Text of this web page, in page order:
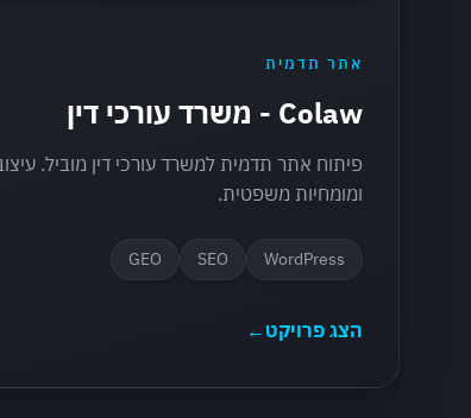
אתר תדמית
Colaw - משרד עורכי דין
פיתוח אתר תדמית למשרד עורכי דין מוביל.
ומומחיות משפטית.
WordPress
SEO
GEO
הצג פרויקט ←